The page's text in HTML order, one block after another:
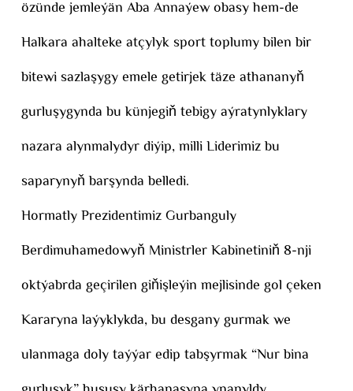
özünde jemleýän Aba Annaýew obasy hem-de
Halkara ahalteke atçylyk sport toplumy bilen bir
bitewi sazlaşygy emele getirjek täze athananyň
gurluşygynda bu künjegiň tebigy aýratynlyklary
nazara alynmalydyr diýip, milli Liderimiz bu
saparynyň barşynda belledi.
Hormatly Prezidentimiz Gurbanguly
Berdimuhamedowyň Ministrler Kabinetiniň 8-nji
oktýabrda geçirilen giňişleýin mejlisinde gol çeken
Kararyna laýyklykda, bu desgany gurmak we
ulanmaga doly taýýar edip tabşyrmak “Nur bina